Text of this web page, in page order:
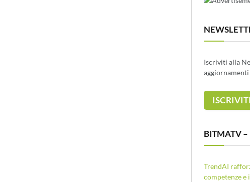
Iscriviti alla
BITMATV
TrendAI
competenze e